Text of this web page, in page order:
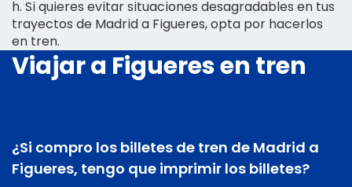
h. Si quieres evitar situaciones desagradables en tus
trayectos de Madrid a Figueres, opta por hacerlos
en tren.
Viajar a Figueres en tren
¿Si compro los billetes de tren de Madrid a
Figueres, tengo que imprimir los billetes?